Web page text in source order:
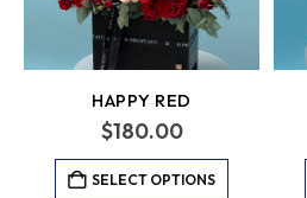
HAPPY RED
$180.00
SELECT OPTIONS